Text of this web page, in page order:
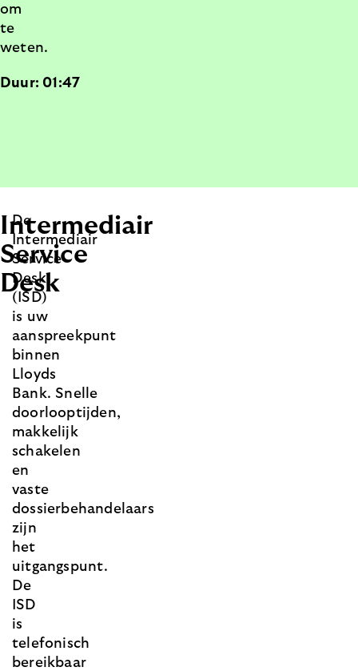
om
te
weten.
Duur: 01:47
Intermediair
Service
Desk
De
Intermediair
Service
Desk
(ISD)
is uw
aanspreekpunt
binnen
Lloyds
Bank. Snelle
doorlooptijden,
makkelijk
schakelen
en
vaste
dossierbehandelaars
zijn
het
uitgangspunt.
De
ISD
is
telefonisch
bereikbaar